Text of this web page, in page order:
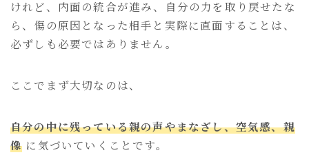
けれど、内面の統合が進み、自分の力を取り戻せたな
ら、傷の原因となった相手と実際に直面することは、
必ずしも必要ではありません。
ここでまず大切なのは、
自分の中に残っている親の声やまなざし、空気感、親
像 に気づいていくことです。